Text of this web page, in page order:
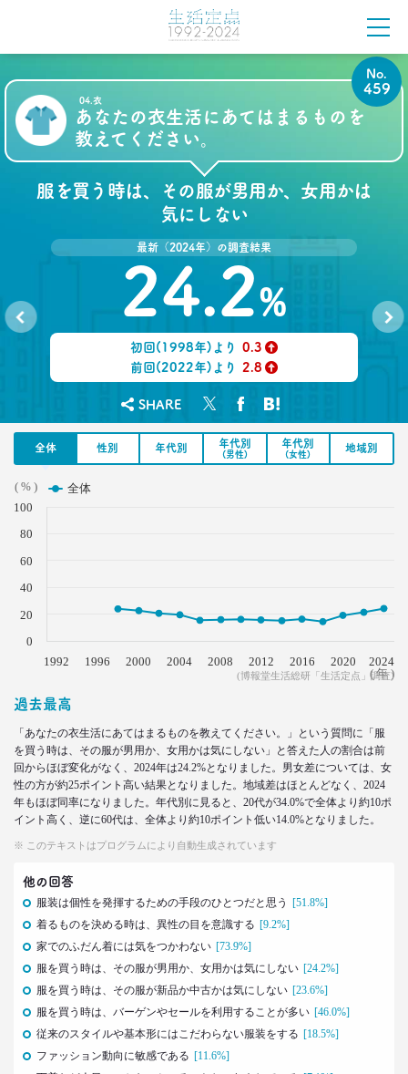
若者はなりたい自分を投影
–日経クロストレンド 連載⑦–
生活総研 上席研究員
2021.03.11
世代間ギャップを学べる魔法の質問
–日経クロストレンド 連載⑥–
生活総研 上席研究員
40代おじさん必読！
J.Y. パーク氏に学ぶ 「褒めワード」
生活総研 上席研究員/コピーライター
シュフからシェフに！
オンラインで「我が家の食卓」が変わる
–日経クロストレンド 連載④–
夏山 明美
生活総研 主席研究員
--日経クロストレンド 連載②--
生活総研 上席研究員/コピーライター
前沢 裕文
2021.02.09
「43歳からおじさん」が調査で判明！
「7つの特徴」を大分析
生活総研 上席研究員/コピーライター
前沢 裕文
2019.10.29
人気コスプレイヤー･伊織もえさんに聞く 仮装とは
前沢 裕文
2019.08.28
04.衣
あなたの衣生活にあてはまるものを
教えてください。
No.
459
服を買う時は、その服が男用か、女用かは
気にしない
最新（2024年）の調査結果
24.2%
初回(1998年)より
0.3
前回(2022年)より
2.8
SHARE
全体 性別 年代別 年代別
(男性)
年代別
(女性)
地域別
( 年 )
( % )
(博報堂生活総研「生活定点」調査)
全体
1992 1996 2000 2004 2008 2012 2016 2020 2024
0
20
40
60
80
100
過去最高
「あなたの衣生活にあてはまるものを教えてください。」という質問に「服
を買う時は、その服が男用か、女用かは気にしない」と答えた人の割合は前
回からほぼ変化がなく、2024年は24.2%となりました。男女差については、女
性の方が約25ポイント高い結果となりました。地域差はほとんどなく、2024
年もほぼ同率になりました。年代別に見ると、20代が34.0%で全体より約10ポ
イント高く、逆に60代は、全体より約10ポイント低い14.0%となりました。
※ このテキストはプログラムにより自動生成されています
他の回答
服装は個性を発揮するための手段のひとつだと思う
[51.8%]
着るものを決める時は、異性の目を意識する [9.2%]
家でのふだん着には気をつかわない [73.9%]
服を買う時は、その服が男用か、女用かは気にしない [24.2%]
服を買う時は、その服が新品か中古かは気にしない [23.6%]
服を買う時は、バーゲンやセールを利用することが多い [46.0%]
従来のスタイルや基本形にはこだわらない服装をする [18.5%]
ファッション動向に敏感である [11.6%]